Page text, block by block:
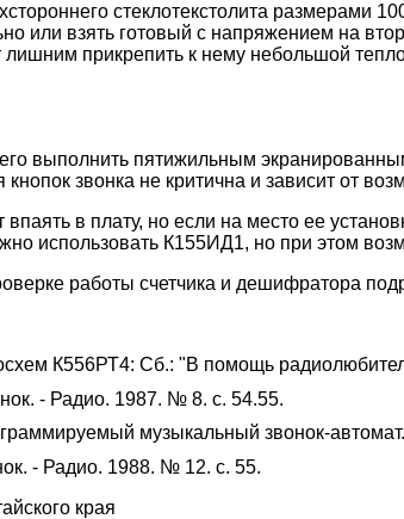
стеклотекстолита размерами
или взять готовый с напряжением на
лишним прикрепить к нему небольшой
выполнить пятижильным
звонка не критична и зависит от
в плату, но если на место ее
использовать К155ИД1, но при этом
работы счетчика и дешифратора
К556РТ4: Сб.: "В помощь
- Радио. 1987. № 8. с. 54.55.
музыкальный звонок-
- Радио. 1988. № 12. с. 55.
края